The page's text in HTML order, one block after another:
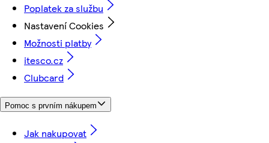
Poplatek za službu
Nastavení Cookies
Možnosti platby
itesco.cz
Clubcard
Pomoc s prvním nákupem
Jak nakupovat